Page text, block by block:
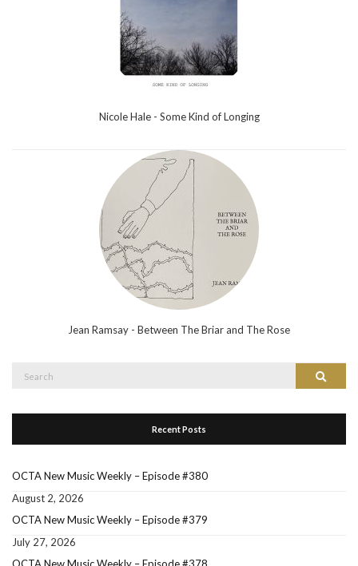
Nicole Hale - Some Kind of Longing
Jean Ramsay - Between The Briar and The Rose
Search
Recent Posts
OCTA New Music Weekly – Episode #380
August 2, 2026
OCTA New Music Weekly – Episode #379
July 27, 2026